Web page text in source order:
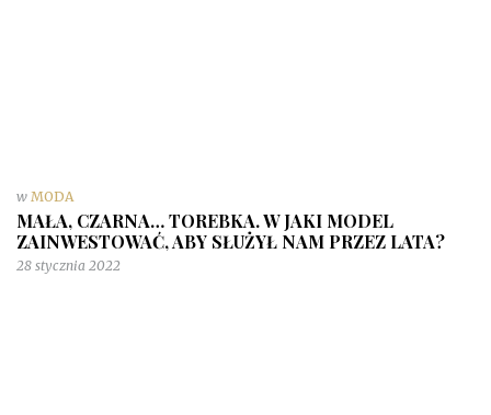
w MODA
MAŁA, CZARNA… TOREBKA. W JAKI MODEL
ZAINWESTOWAĆ, ABY SŁUŻYŁ NAM PRZEZ LATA?
28 stycznia 2022